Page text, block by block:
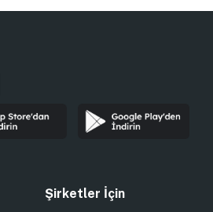
Şirketler İçin